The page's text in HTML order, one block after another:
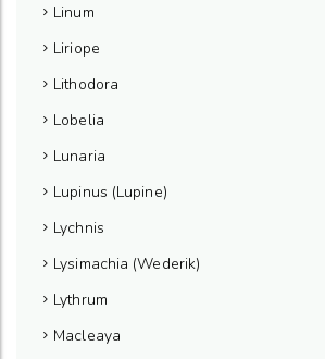
Linum
Liriope
Lithodora
Lobelia
Lunaria
Lupinus (Lupine)
Lychnis
Lysimachia (Wederik)
Lythrum
Macleaya